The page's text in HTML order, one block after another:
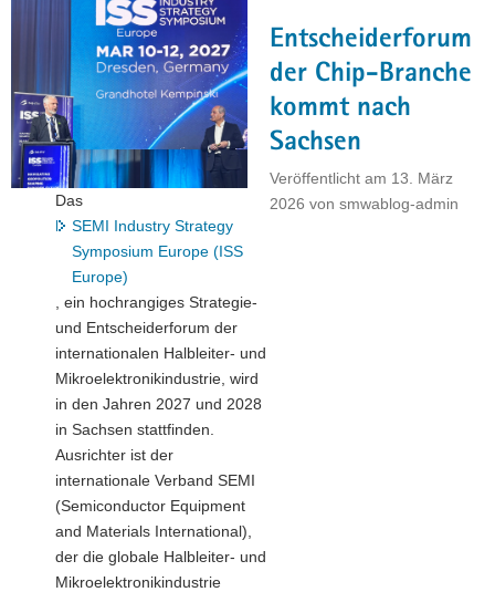
Europas
Chipindustrie"
Entscheiderforum
der Chip-Branche
kommt nach
Sachsen
Veröffentlicht am 13. März
2026 von smwablog-admin
Das
SEMI Industry Strategy
Symposium Europe (ISS
Europe)
, ein hochrangiges Strategie-
und Entscheiderforum der
internationalen Halbleiter- und
Mikroelektronikindustrie, wird
in den Jahren 2027 und 2028
in Sachsen stattfinden.
Ausrichter ist der
internationale Verband SEMI
(Semiconductor Equipment
and Materials International),
der die globale Halbleiter- und
Mikroelektronikindustrie